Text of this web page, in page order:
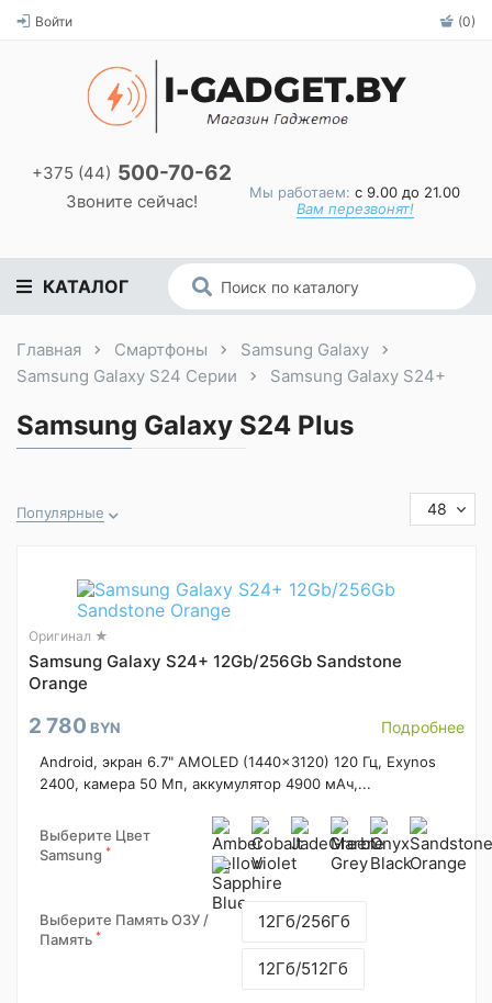
Войти (0)
+375 (44) 500-70-62
Звоните сейчас! Мы работаем: с 9.00 до 21.00
Вам перезвонят!
КАТАЛОГ
Главная Смартфоны
Samsung Galaxy
Samsung Galaxy S24 Серии
Samsung Galaxy S24+
Samsung Galaxy S24 Plus
Популярные 48
Оригинал ★
Samsung Galaxy S24+ 12Gb/256Gb Sandstone
Orange
2 780 BYN Подробнее
Android, экран 6.7" AMOLED (1440x3120) 120 Гц, Exynos
2400, камера 50 Мп, аккумулятор 4900 мАч,...
Выберите Цвет
Samsung *
Выберите Память ОЗУ /
Память *
12Гб/256Гб
12Гб/512Гб